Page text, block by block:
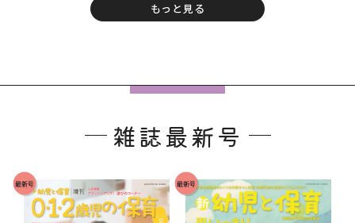
もっと見る
雑誌最新号
最新号 最新号